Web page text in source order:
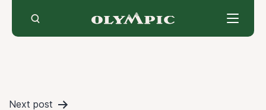
content
Next post